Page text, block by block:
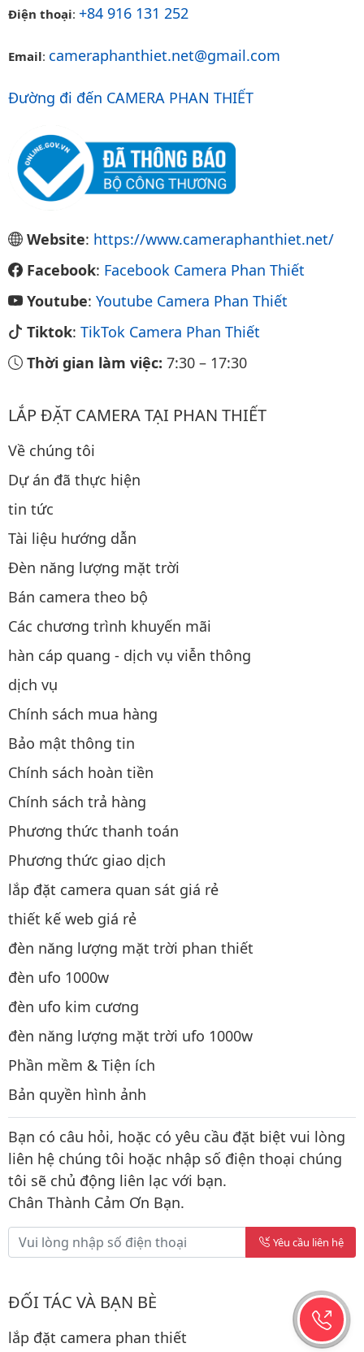
Điện thoại: +84 916 131 252
Email: cameraphanthiet.net@gmail.com
Đường đi đến CAMERA PHAN THIẾT
Website: https://www.cameraphanthiet.net/
Facebook: Facebook Camera Phan Thiết
Youtube: Youtube Camera Phan Thiết
Tiktok: TikTok Camera Phan Thiết
Thời gian làm việc: 7:30 – 17:30
LẮP ĐẶT CAMERA TẠI PHAN THIẾT
Về chúng tôi
Dự án đã thực hiện
tin tức
Tài liệu hướng dẫn
Đèn năng lượng mặt trời
Bán camera theo bộ
Các chương trình khuyến mãi
hàn cáp quang - dịch vụ viễn thông
dịch vụ
Chính sách mua hàng
Bảo mật thông tin
Chính sách hoàn tiền
Chính sách trả hàng
Phương thức thanh toán
Phương thức giao dịch
lắp đặt camera quan sát giá rẻ
thiết kế web giá rẻ
đèn năng lượng mặt trời phan thiết
đèn ufo 1000w
đèn ufo kim cương
đèn năng lượng mặt trời ufo 1000w
Phần mềm & Tiện ích
Bản quyền hình ảnh
Bạn có câu hỏi, hoặc có yêu cầu đặt biệt vui lòng
liên hệ chúng tôi hoặc nhập số điện thoại chúng
tôi sẽ chủ động liên lạc với bạn.
Chân Thành Cảm Ơn Bạn.
Yêu cầu liên hệ
ĐỐI TÁC VÀ BẠN BÈ
lắp đặt camera phan thiết